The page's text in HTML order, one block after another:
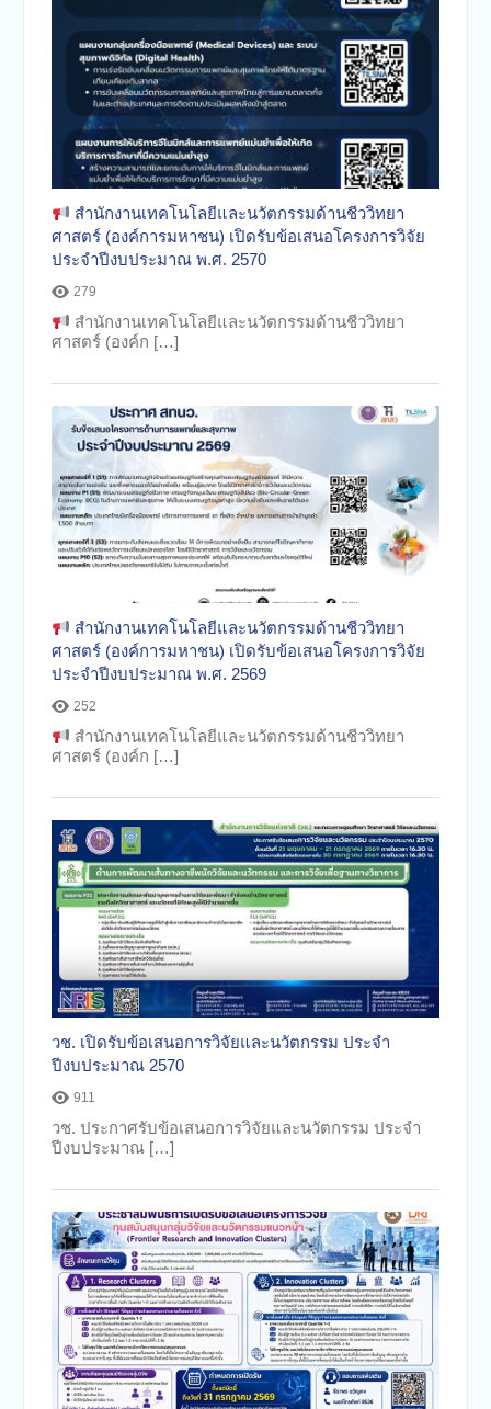
สำนักงานเทคโนโลยีและนวัตกรรมด้านชีววิทยา
ศาสตร์ (องค์การมหาชน) เปิดรับข้อเสนอโครงการวิจัย
ประจำปีงบประมาณ พ.ศ. 2570
279
สำนักงานเทคโนโลยีและนวัตกรรมด้านชีววิทยา
ศาสตร์ (องค์ก […]
สำนักงานเทคโนโลยีและนวัตกรรมด้านชีววิทยา
ศาสตร์ (องค์การมหาชน) เปิดรับข้อเสนอโครงการวิจัย
ประจำปีงบประมาณ พ.ศ. 2569
252
สำนักงานเทคโนโลยีและนวัตกรรมด้านชีววิทยา
ศาสตร์ (องค์ก […]
วช. เปิดรับข้อเสนอการวิจัยและนวัตกรรม ประจำ
ปีงบประมาณ 2570
911
วช. ประกาศรับข้อเสนอการวิจัยและนวัตกรรม ประจำ
ปีงบประมาณ […]